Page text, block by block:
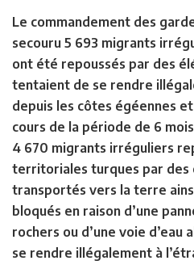
Le commandement des
secouru 5 693 migrants
ont été repoussés par des
tentaient de se rendre
depuis les côtes égéennes
cours de la période de 6
4 670 migrants irréguliers
territoriales turques par des
transportés vers la terre
bloqués en raison d’une
rochers ou d’une voie d’eau
se rendre illégalement à